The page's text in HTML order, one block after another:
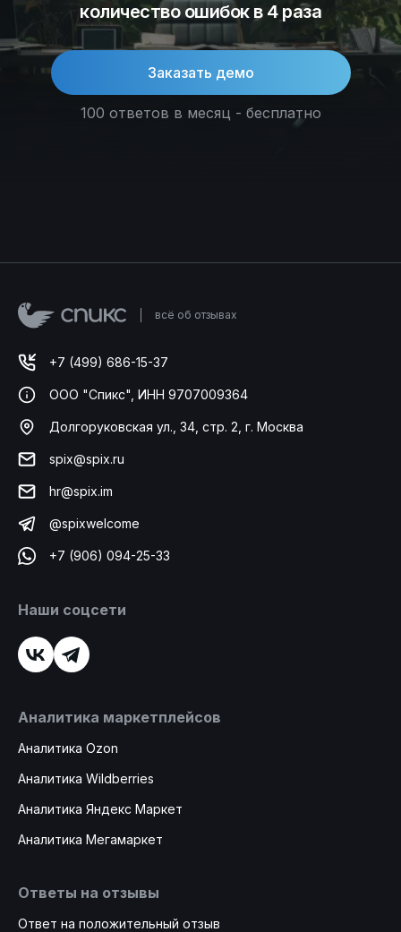
количество ошибок в 4 раза
Заказать демо
100 ответов в месяц - бесплатно
всё об отзывах
+7 (499) 686-15-37
ООО "Спикс", ИНН 9707009364
Долгоруковская ул., 34, стр. 2, г. Москва
spix@spix.ru
hr@spix.im
@spixwelcome
+7 (906) 094-25-33
Аналитика маркетплейсов
Аналитика Ozon
Аналитика Wildberries
Аналитика Яндекс Маркет
Аналитика Мегамаркет
Наши соцсети
Ответы на отзывы
Ответ на положительный отзыв